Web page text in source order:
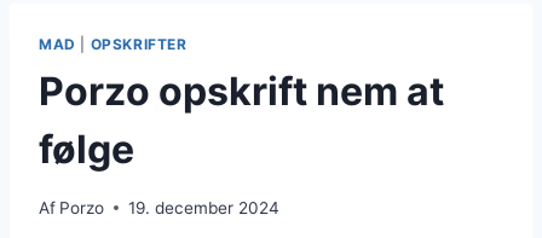
MAD OPSKRIFTER
Porzo opskrift nem at
følge
Af Porzo 19. december 2024